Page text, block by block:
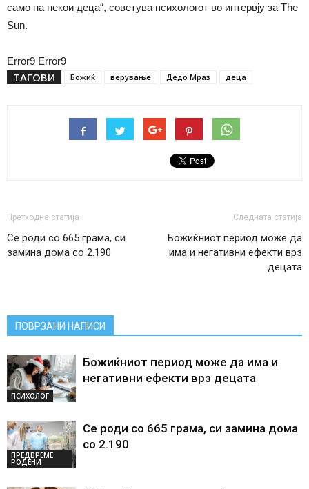
само на некои деца“, советува психологот во интервју за The
Sun.
Error9 Error9
ТАГОВИ Божиќ верување Дедо Мраз деца
Претходна статија
Се роди со 665 грама, си
замина дома со 2.190
Следната статија
Божиќниот период може да
има и негативни ефекти врз
децата
ПОВРЗАНИ НАПИСИ
ПСИХОЛОГ
Божиќниот период може да има и
негативни ефекти врз децата
ПРЕДВРЕМЕ
РОДЕНИ
Се роди со 665 грама, си замина дома
со 2.190